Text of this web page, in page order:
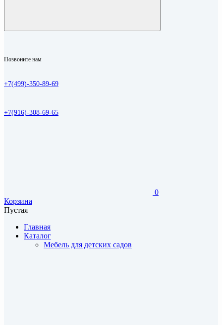
Позвоните нам
+7(499)-350-89-69
+7(916)-308-69-65
0
Корзина
Пустая
Главная
Каталог
Мебель для детских садов